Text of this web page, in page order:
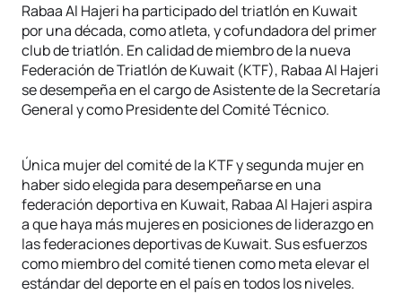
Rabaa Al Hajeri ha participado del triatlón en Kuwait
por una década, como atleta, y cofundadora del primer
club de triatlón. En calidad de miembro de la nueva
Federación de Triatlón de Kuwait (KTF), Rabaa Al Hajeri
se desempeña en el cargo de Asistente de la Secretaría
General y como Presidente del Comité Técnico.
Única mujer del comité de la KTF y segunda mujer en
haber sido elegida para desempeñarse en una
federación deportiva en Kuwait, Rabaa Al Hajeri aspira
a que haya más mujeres en posiciones de liderazgo en
las federaciones deportivas de Kuwait. Sus esfuerzos
como miembro del comité tienen como meta elevar el
estándar del deporte en el país en todos los niveles.